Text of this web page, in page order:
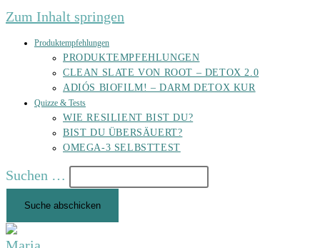
Zum Inhalt springen
Produktempfehlungen
PRODUKTEMPFEHLUNGEN
CLEAN SLATE VON ROOT – DETOX 2.0
ADIÓS BIOFILM! – DARM DETOX KUR
Quizze & Tests
WIE RESILIENT BIST DU?
BIST DU ÜBERSÄUERT?
OMEGA-3 SELBSTTEST
Suchen …
Suche abschicken